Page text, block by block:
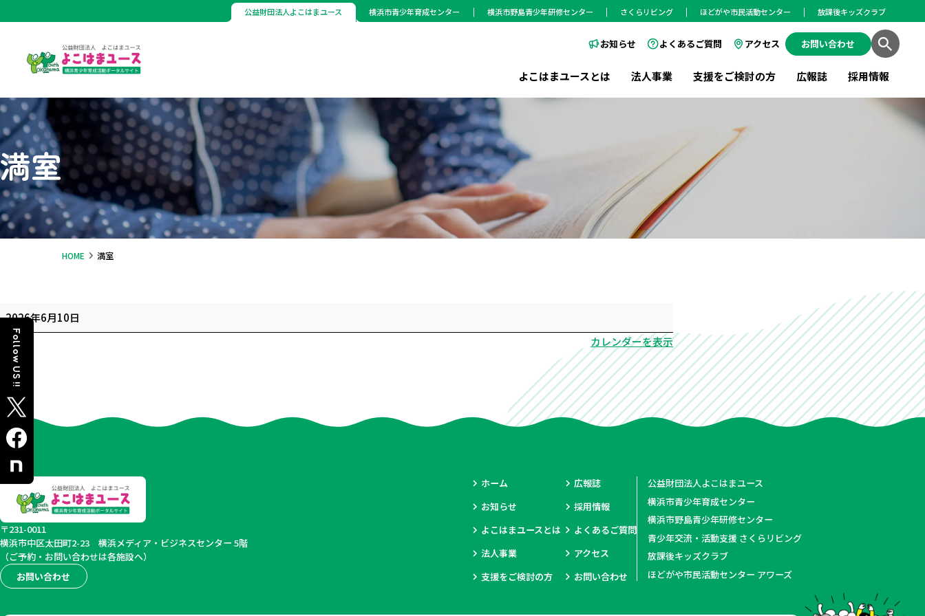
公益財団法人よこはまユース 横浜市青少年育成センター 横浜市野島青少年研修センター さくらリビング ほどがや市民活動センター 放課後キッズクラブ
お知らせ よくあるご質問 アクセス お問い合わせ
よこはまユースとは 法人事業 支援をご検討の方 広報誌 採用情報
満室
HOME 満室
満2026年6月10日
カレンダーを表示
Follow US !!
〒231-0011
横浜市中区太田町2-23 横浜メディア・ビジネスセンター 5階
（ご予約・お問い合わせは各施設へ）
お問い合わせ
ホーム
お知らせ
よこはまユースとは
法人事業
支援をご検討の方
広報誌
採用情報
よくあるご質問
アクセス
お問い合わせ
公益財団法人よこはまユース
横浜市青少年育成センター
横浜市野島青少年研修センター
青少年交流・活動支援 さくらリビング
放課後キッズクラブ
ほどがや市民活動センター アワーズ